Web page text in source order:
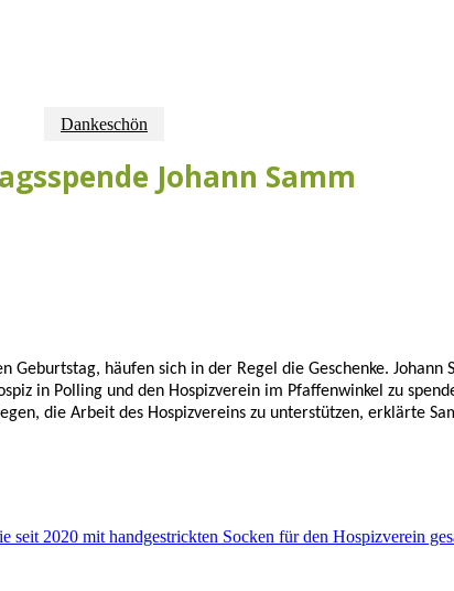
Dankeschön
Johann Samm
häufen sich in der Regel die Geschenke.
in Polling und den Hospizverein im Pfaffenwinkel zu
die Arbeit des Hospizvereins zu unterstützen, erklärte